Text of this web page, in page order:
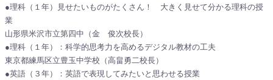
●理科（１年）見せたいものがたくさん！ 大きく見せて分かる理科の授
業
山形県米沢市立第四中（金 俊次校長）
●理科（１年）：科学的思考力を高めるデジタル教材の工夫
東京都練馬区立豊玉中学校（高畠勇二校長）
●英語（３年）：英語で表現してみたいと思わせる授業